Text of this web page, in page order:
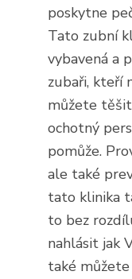
poskytne
Tato zubní
vybavená a
zubaři, kteří
můžete
ochotný
pomůže.
ale také
tato klinika
to bez
nahlásit jak
také